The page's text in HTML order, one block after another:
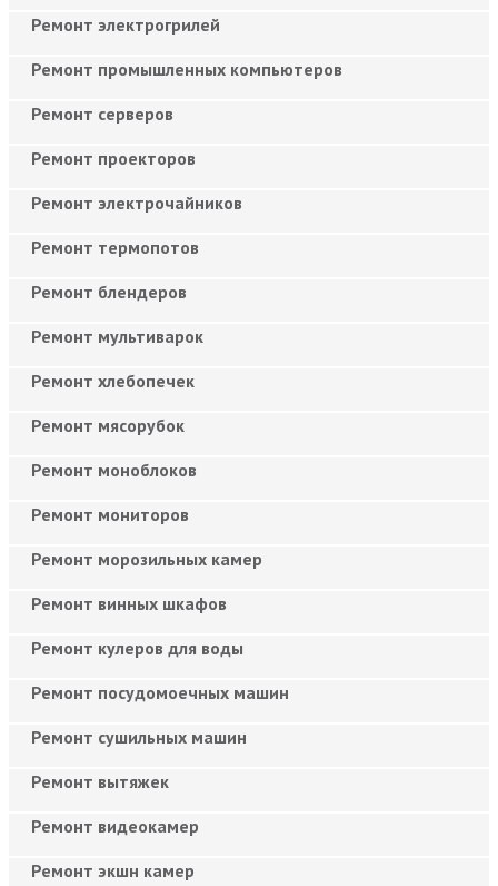
Ремонт электрогрилей
Ремонт промышленных компьютеров
Ремонт серверов
Ремонт проекторов
Ремонт электрочайников
Ремонт термопотов
Ремонт блендеров
Ремонт мультиварок
Ремонт хлебопечек
Ремонт мясорубок
Ремонт моноблоков
Ремонт мониторов
Ремонт морозильных камер
Ремонт винных шкафов
Ремонт кулеров для воды
Ремонт посудомоечных машин
Ремонт сушильных машин
Ремонт вытяжек
Ремонт видеокамер
Ремонт экшн камер